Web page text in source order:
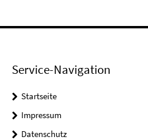
Service-Navigation
Startseite
Impressum
Datenschutz